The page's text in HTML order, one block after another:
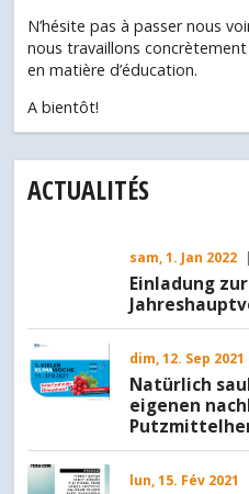
N’hésite pas à passer nous
nous travaillons
en matière d’éducation.
A bientôt!
ACTUALITÉS
sam, 1. Jan 2022
Einladung zur
dim, 12. Sep 2021
Natürlich
eigenen
lun, 15. Fév 2021